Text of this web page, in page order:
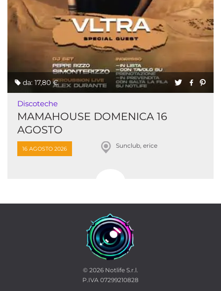
da: 17,80 €
Discoteche
MAMAHOUSE DOMENICA 16
AGOSTO
16 AGOSTO 2026 Sunclub, erice
© 2026 Notlife S.r.l.
P.IVA 07299210828